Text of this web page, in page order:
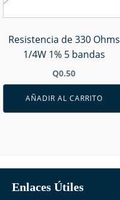
Resistencia de 330 Ohms
1/4W 1% 5 bandas
Q0.50
AÑADIR AL CARRITO
Enlaces Útiles